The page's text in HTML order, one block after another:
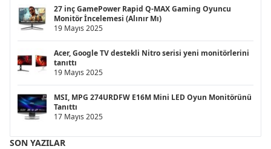
27 inç GamePower Rapid Q-MAX Gaming Oyuncu
Monitör İncelemesi (Alınır Mı)
19 Mayıs 2025
Acer, Google TV destekli Nitro serisi yeni monitörlerini
tanıttı
19 Mayıs 2025
MSI, MPG 274URDFW E16M Mini LED Oyun Monitörünü
Tanıttı
17 Mayıs 2025
SON YAZILAR